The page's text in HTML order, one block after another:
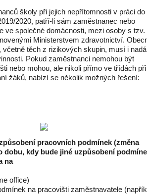
školy při jejich nepřítomnosti v práci do
2020, patří-li sám zaměstnanec nebo
ve společné domácnosti, mezi osoby s tzv.
Ministerstvem zdravotnictví.
včetně těch z rizikových skupin, musí i
Pokud zaměstnanci nemohou být
nebo mohou, ale nikoli přímo ve třídách při
žáků, nabízí se několik možných řešení:
pracovních podmínek (změna
dobu, kdy bude jiné uzpůsobení
na
office)
na pracovišti zaměstnavatele